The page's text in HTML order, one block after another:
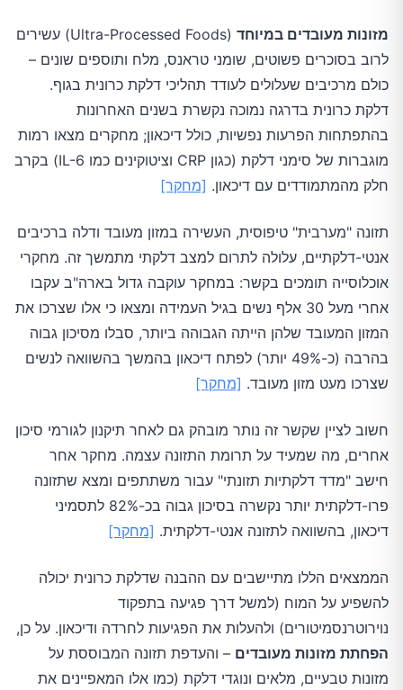
מזונות מעובדים במיוחד
(Ultra-Processed Foods) עשירים
לרוב בסוכרים פשוטים, שומני טראנס, מלח ותוספים שונים –
כולם מרכיבים שעלולים לעודד תהליכי דלקת כרונית בגוף.
דלקת כרונית בדרגה נמוכה נקשרת בשנים האחרונות
בהתפתחות הפרעות נפשיות, כולל דיכאון; מחקרים מצאו רמות
מוגברות של סימני דלקת (כגון CRP וציטוקינים כמו IL-6) בקרב
חלק מהמתמודדים עם דיכאון. [מחקר]
תזונה "מערבית" טיפוסית, העשירה במזון מעובד ודלה ברכיבים
אנטי-דלקתיים, עלולה לתרום למצב דלקתי מתמשך זה. מחקרי
אוכלוסייה תומכים בקשר: במחקר עוקבה גדול בארה"ב עקבו
אחרי מעל 30 אלף נשים בגיל העמידה ומצאו כי אלו שצרכו את
המזון המעובד שלהן הייתה הגבוהה ביותר, סבלו מסיכון גבוה
בהרבה (כ-49% יותר) לפתח דיכאון בהמשך בהשוואה לנשים
שצרכו מעט מזון מעובד. [מחקר]
חשוב לציין שקשר זה נותר מובהק גם לאחר תיקנון לגורמי סיכון
אחרים, מה שמעיד על תרומת התזונה עצמה. מחקר אחר
חישב "מדד דלקתיות תזונתי" עבור משתתפים ומצא שתזונה
פרו-דלקתית יותר נקשרה בסיכון גבוה בכ-82% לתסמיני
דיכאון, בהשוואה לתזונה אנטי-דלקתית. [מחקר]
הממצאים הללו מתיישבים עם ההבנה שדלקת כרונית יכולה
להשפיע על המוח (למשל דרך פגיעה בתפקוד
נוירוטרנסמיטורים) ולהעלות את הפגיעות לחרדה ודיכאון. על כן,
הפחתת מזונות מעובדים – והעדפת תזונה המבוססת על
מזונות טבעיים, מלאים ונוגדי דלקת (כמו אלו המאפיינים את